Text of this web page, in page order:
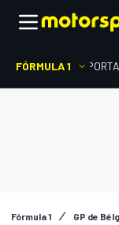
FÓRMULA 1
Fórmula 1 GP de